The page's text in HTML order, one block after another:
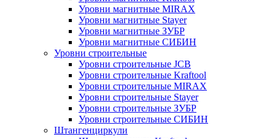
Уровни магнитные MIRAX
Уровни магнитные Stayer
Уровни магнитные ЗУБР
Уровни магнитные СИБИН
Уровни строительные
Уровни строительные JCB
Уровни строительные Kraftool
Уровни строительные MIRAX
Уровни строительные Stayer
Уровни строительные ЗУБР
Уровни строительные СИБИН
Штангенциркули